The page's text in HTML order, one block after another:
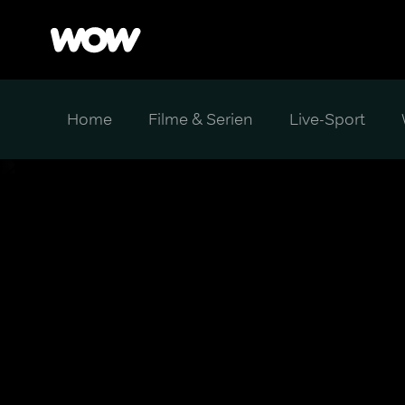
Home Filme & Serien Live-Sport